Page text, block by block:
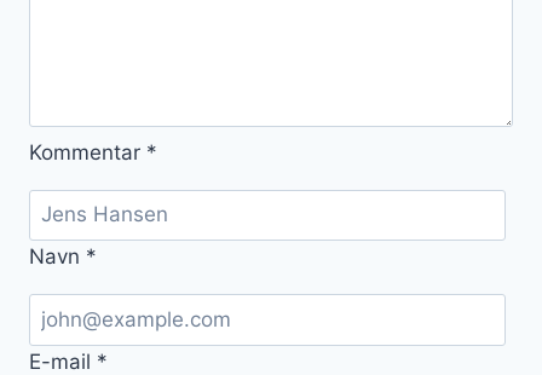
Kommentar *
Navn *
E-mail *